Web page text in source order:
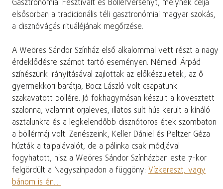
Gasztronómiai Fesztivált és Böllérversenyt, melynek célja
elsősorban a tradicionális téli gasztronómiai magyar szokás,
a disznóvágás rituáléjának megőrzése.
A Weöres Sándor Színház első alkalommal vett részt a nagy
érdeklődésre számot tartó eseményen. Némedi Árpád
színészünk irányításával zajlottak az előkészületek, az ő
gyermekkori barátja, Bocz László volt csapatunk
szakavatott böllére. Jó fokhagymásan készült a kövesztett
szalonna, valamint orjaleves, illatos sült hús került a kínáló
asztalunkra és a legkelendőbb disznótoros étek szombaton
a böllérmáj volt. Zenészeink, Keller Dániel és Peltzer Géza
húzták a talpalávalót, de a pálinka csak módjával
fogyhatott, hisz a Weöres Sándor Színházban este 7-kor
felgördült a Nagyszínpadon a függöny: Vízkereszt, vagy
bánom is én...